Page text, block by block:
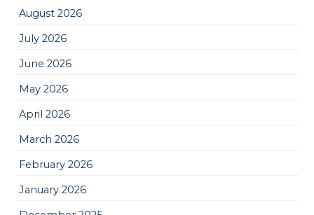
August 2026
July 2026
June 2026
May 2026
April 2026
March 2026
February 2026
January 2026